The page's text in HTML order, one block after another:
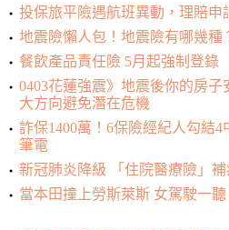
投保旅平險遇航班異動，理賠申
地震險懶人包！地震險有哪幾種
餐飲產品責任險 5月起強制登錄
0403花蓮強震》地震後你的房
大方向避免潛在危機
詐保1400萬！6保險經紀人勾結
筆電
新冠肺炎降級 「住院醫療險」補
當本田撞上勞斯萊斯 女駕駛一